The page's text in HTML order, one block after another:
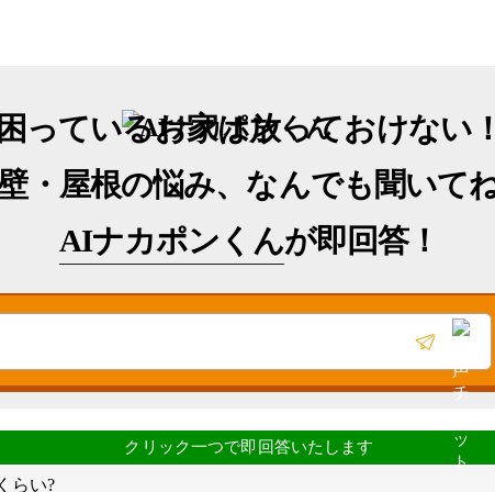
困っているお家は放っておけない
・屋根の悩み、なんでも聞いて
AIナカポンくんが即回答！
らい?